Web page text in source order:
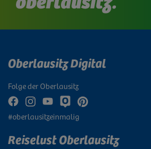
Oberlausitz Digital
Folge der Oberlausitz
#oberlausitzeinmalig
Reiselust Oberlausitz